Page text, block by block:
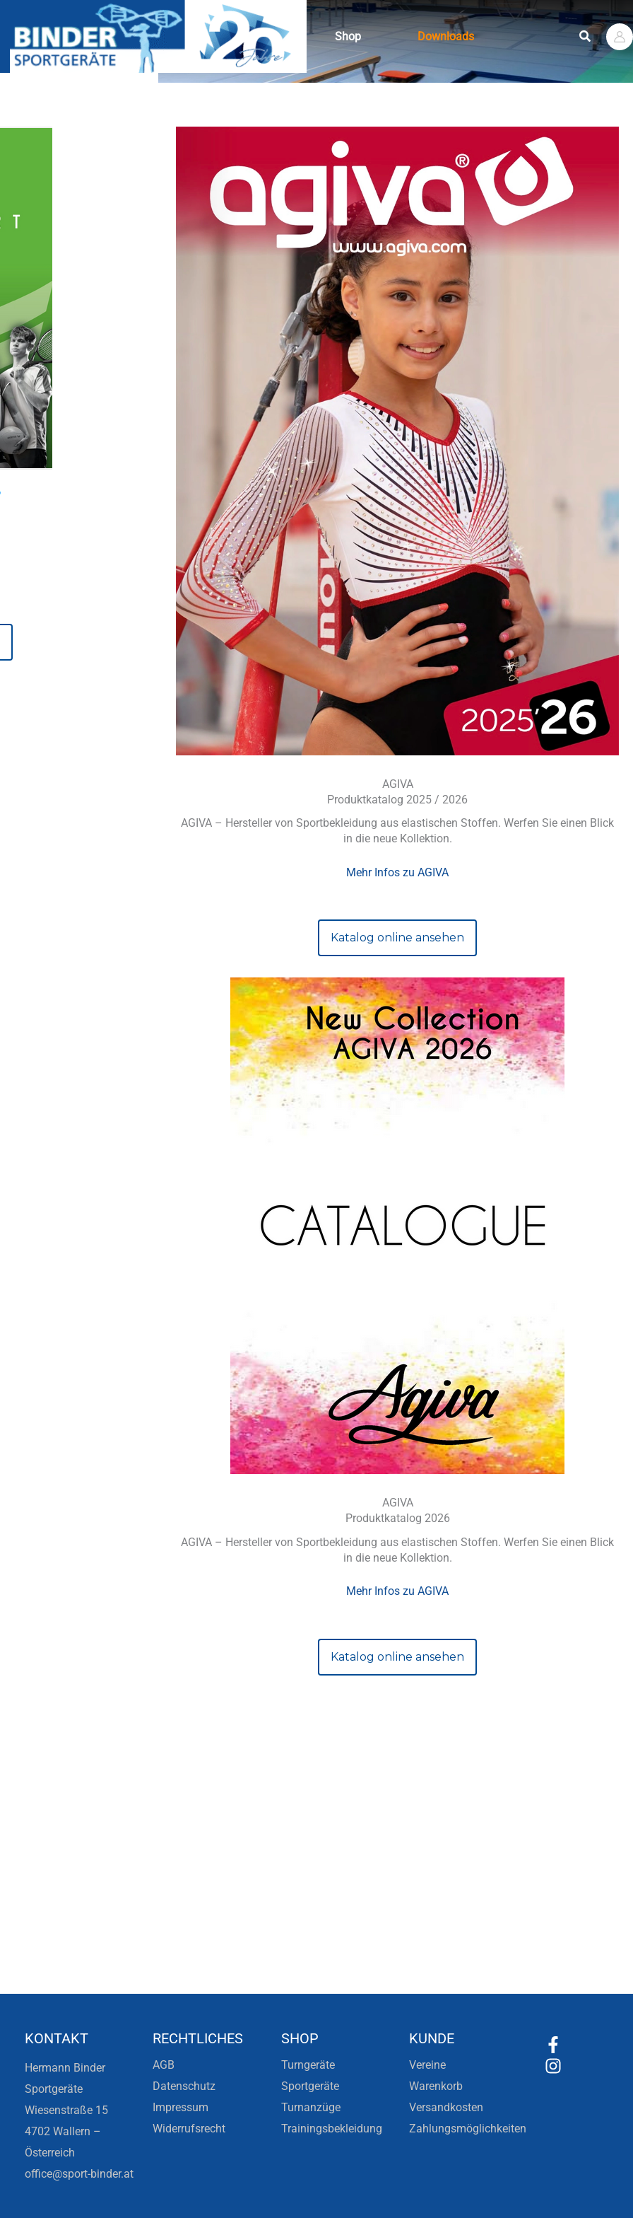
Shop Downloads Suchen
AGIVA
Produktkatalog 2025 / 2026
AGIVA – Hersteller von Sportbekleidung aus elastischen Stoffen. Werfen Sie einen Blick
in die neue Kollektion.
Mehr Infos zu AGIVA
Katalog online ansehen
AGIVA
Produktkatalog 2026
AGIVA – Hersteller von Sportbekleidung aus elastischen Stoffen. Werfen Sie einen Blick
in die neue Kollektion.
Mehr Infos zu AGIVA
Katalog online ansehen
KONTAKT
Hermann Binder
Sportgeräte
Wiesenstraße 15
4702 Wallern –
Österreich
office@sport-binder.at
RECHTLICHES
AGB
Datenschutz
Impressum
Widerrufsrecht
SHOP
Turngeräte
Sportgeräte
Turnanzüge
Trainingsbekleidung
KUNDE
Vereine
Warenkorb
Versandkosten
Zahlungsmöglichkeiten